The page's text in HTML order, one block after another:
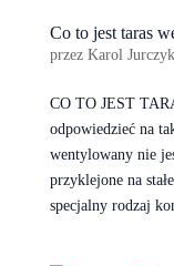
Co to jest taras
przez Karol Jurczyk
CO TO JEST
odpowiedzieć na
wentylowany nie
przyklejone na
specjalny rodzaj